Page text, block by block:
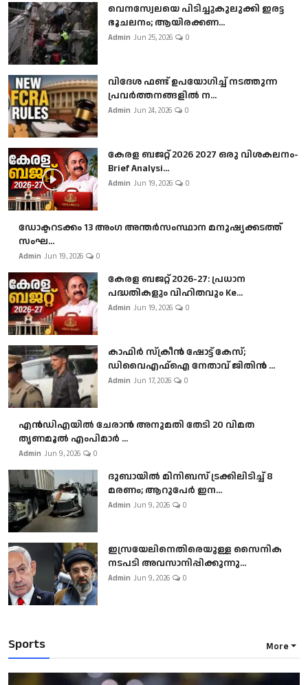
വെനസ്വേലയെ പിടിച്ചുകുലുക്കി ഇരട്ട
ഭൂചലനം; ആയിരക്കണ...
Admin Jun 25, 2026 0
വിദേശ ഫണ്ട് ഉപയോഗിച്ച് നടത്തുന്ന
പ്രവർത്തനങ്ങളിൽ ന...
Admin Jun 24, 2026 0
കേരള ബജറ്റ് 2026 2027 ഒരു വിശകലനം-
Brief Analysi...
Admin Jun 19, 2026 0
ഡോക്ടറടക്കം 13 അംഗ അന്തർസംസ്ഥാന മനുഷ്യക്കടത്ത്
സംഘ...
Admin Jun 19, 2026 0
കേരള ബജറ്റ് 2026-27: പ്രധാന
പദ്ധതികളും വിഹിതവും Ke...
Admin Jun 19, 2026 0
കാഫിർ സ്‌ക്രീൻ ഷോട്ട് കേസ്;
ഡിവൈഎഫ്ഐ നേതാവ് ജിതിൻ ...
Admin Jun 17, 2026 0
എൻഡിഎയിൽ ചേരാൻ അനുമതി തേടി 20 വിമത
തൃണമൂൽ എംപിമാർ ...
Admin Jun 9, 2026 0
ദുബായിൽ മിനിബസ്​ ട്രക്കിലിടിച്ച് 8
മരണം; ആറുപേർ ഇന...
Admin Jun 9, 2026 0
ഇസ്രയേലിനെതിരെയുള്ള സൈനിക
നടപടി അവസാനിപ്പിക്കുന്നു...
Admin Jun 9, 2026 0
Sports More